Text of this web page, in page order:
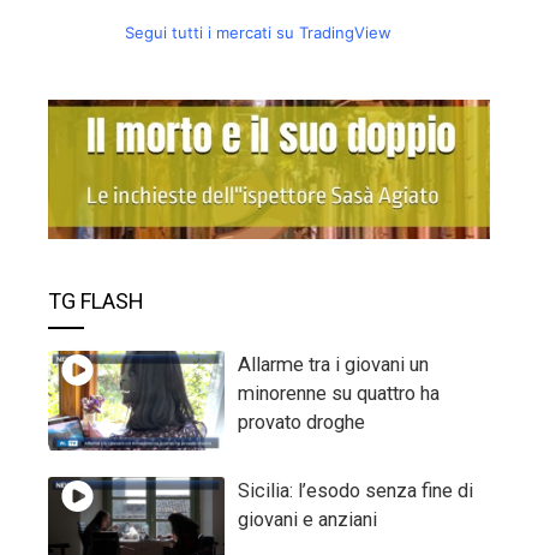
Segui tutti i mercati su TradingView
TG FLASH
Allarme tra i giovani un
minorenne su quattro ha
provato droghe
Sicilia: l’esodo senza fine di
giovani e anziani